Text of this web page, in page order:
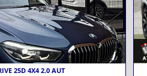
25D 4X4 2.0 AUT